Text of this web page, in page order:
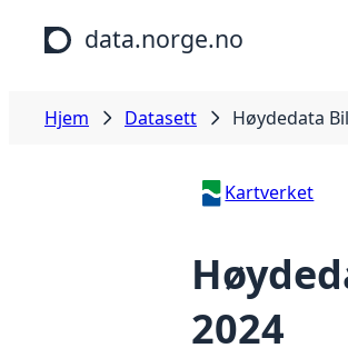
Hopp til hovedinnhold
data.norge.no
Hjem Datasett Høydedata
Kartverket
2024